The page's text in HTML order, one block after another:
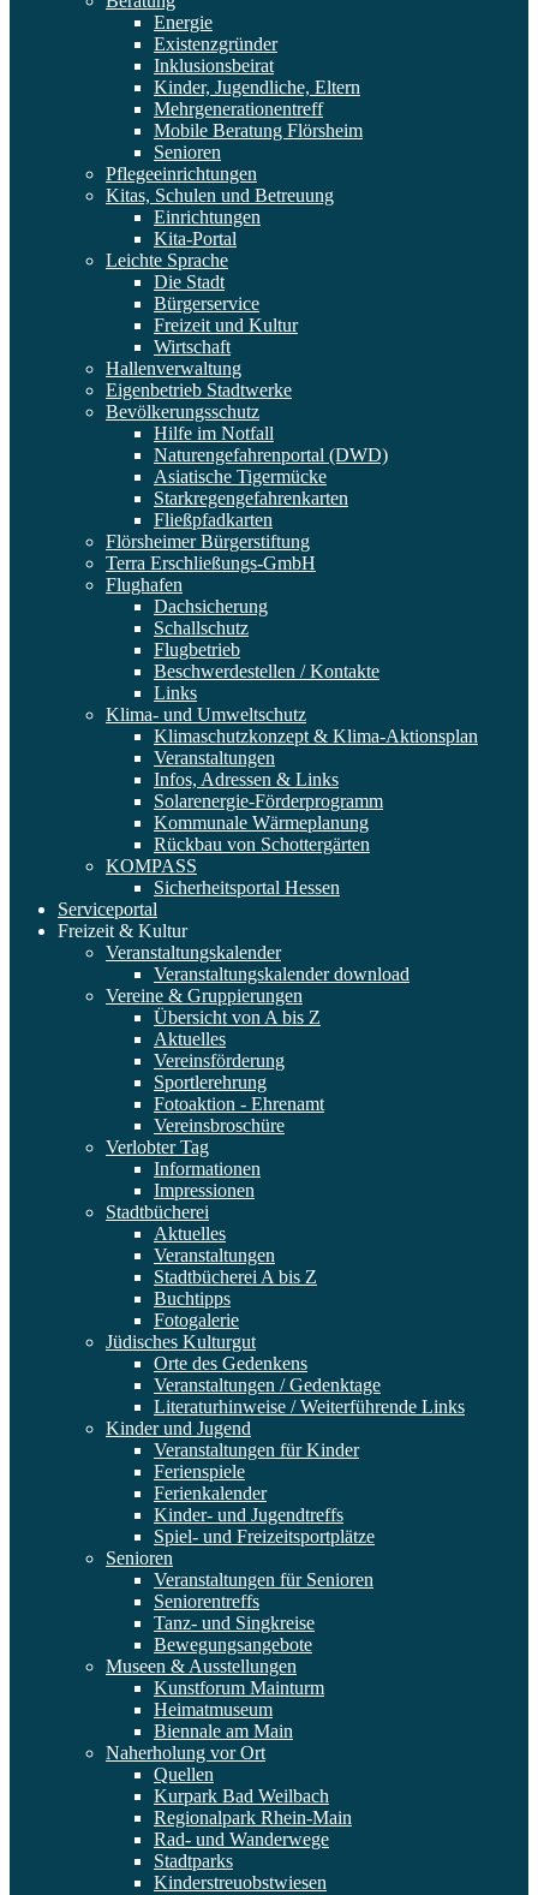
Energie
Existenzgründer
Inklusionsbeirat
Kinder, Jugendliche, Eltern
Mehrgenerationentreff
Mobile Beratung Flörsheim
Senioren
Pflegeeinrichtungen
Kitas, Schulen und Betreuung
Einrichtungen
Kita-Portal
Leichte Sprache
Die Stadt
Bürgerservice
Freizeit und Kultur
Wirtschaft
Hallenverwaltung
Eigenbetrieb Stadtwerke
Bevölkerungsschutz
Hilfe im Notfall
Naturengefahrenportal (DWD)
Asiatische Tigermücke
Starkregengefahrenkarten
Fließpfadkarten
Flörsheimer Bürgerstiftung
Terra Erschließungs-GmbH
Flughafen
Dachsicherung
Schallschutz
Flugbetrieb
Beschwerdestellen / Kontakte
Links
Klima- und Umweltschutz
Klimaschutzkonzept & Klima-Aktionsplan
Veranstaltungen
Infos, Adressen & Links
Solarenergie-Förderprogramm
Kommunale Wärmeplanung
Rückbau von Schottergärten
KOMPASS
Sicherheitsportal Hessen
Serviceportal
Freizeit & Kultur
Veranstaltungskalender
Veranstaltungskalender download
Vereine & Gruppierungen
Übersicht von A bis Z
Aktuelles
Vereinsförderung
Sportlerehrung
Fotoaktion - Ehrenamt
Vereinsbroschüre
Verlobter Tag
Informationen
Impressionen
Stadtbücherei
Aktuelles
Veranstaltungen
Stadtbücherei A bis Z
Buchtipps
Fotogalerie
Jüdisches Kulturgut
Orte des Gedenkens
Veranstaltungen / Gedenktage
Literaturhinweise / Weiterführende Links
Kinder und Jugend
Veranstaltungen für Kinder
Ferienspiele
Ferienkalender
Kinder- und Jugendtreffs
Spiel- und Freizeitsportplätze
Senioren
Veranstaltungen für Senioren
Seniorentreffs
Tanz- und Singkreise
Bewegungsangebote
Museen & Ausstellungen
Kunstforum Mainturm
Heimatmuseum
Biennale am Main
Naherholung vor Ort
Quellen
Kurpark Bad Weilbach
Regionalpark Rhein-Main
Rad- und Wanderwege
Stadtparks
Kinderstreuobstwiesen